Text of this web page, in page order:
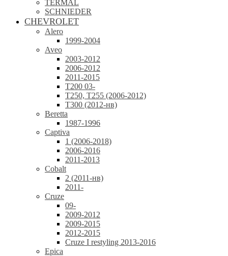
TERMAL
SCHNIEDER
CHEVROLET
Alero
1999-2004
Aveo
2003-2012
2006-2012
2011-2015
T200 03-
T250, T255 (2006-2012)
T300 (2012-нв)
Beretta
1987-1996
Captiva
1 (2006-2018)
2006-2016
2011-2013
Cobalt
2 (2011-нв)
2011-
Cruze
09-
2009-2012
2009-2015
2012-2015
Cruze I restyling 2013-2016
Epica